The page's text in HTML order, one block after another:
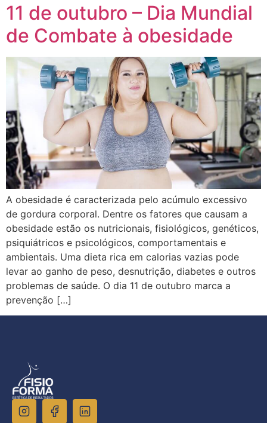
11 de outubro – Dia Mundial
de Combate à obesidade
A obesidade é caracterizada pelo acúmulo excessivo
de gordura corporal. Dentre os fatores que causam a
obesidade estão os nutricionais, fisiológicos, genéticos,
psiquiátricos e psicológicos, comportamentais e
ambientais. Uma dieta rica em calorias vazias pode
levar ao ganho de peso, desnutrição, diabetes e outros
problemas de saúde. O dia 11 de outubro marca a
prevenção […]